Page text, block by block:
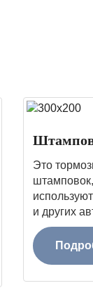
Это
и других